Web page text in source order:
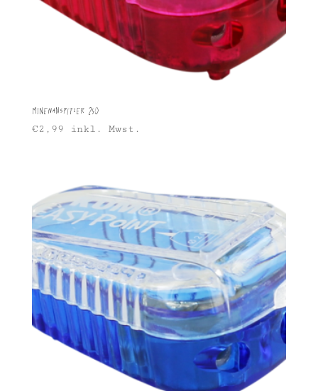
Minenanspitzer 250
€2,99 inkl. Mwst.